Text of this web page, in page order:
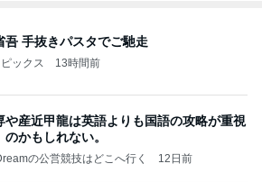
吾 手抜きパスタでご馳走
ックス 13時間前
や産近甲龍は英語よりも国語の攻略が重視
のかもしれない。
の公営競技はどこへ行く 12日前